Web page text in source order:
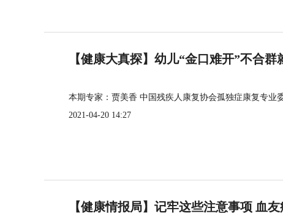
【健康大真探】幼儿“金口难开”不合群
本期专家：贾美香 中国残疾人康复协会孤独症康复专业
2021-04-20 14:27
【健康情报局】记牢这些注意事项 血